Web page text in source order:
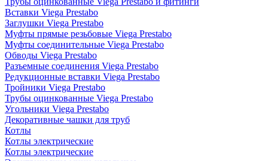
Вставки Viega Prestabo
Заглушки Viega Prestabo
Муфты прямые резьбовые Viega Prestabo
Муфты соединительные Viega Prestabo
Обводы Viega Prestabo
Разъемные соединения Viega Prestabo
Редукционные вставки Viega Prestabo
Тройники Viega Prestabo
Трубы оцинкованные Viega Prestabo
Угольники Viega Prestabo
Декоративные чашки для труб
Котлы
Котлы электрические
Котлы электрические